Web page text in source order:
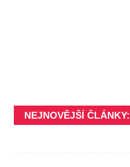
NEJNOVĚJŠÍ ČLÁNKY: